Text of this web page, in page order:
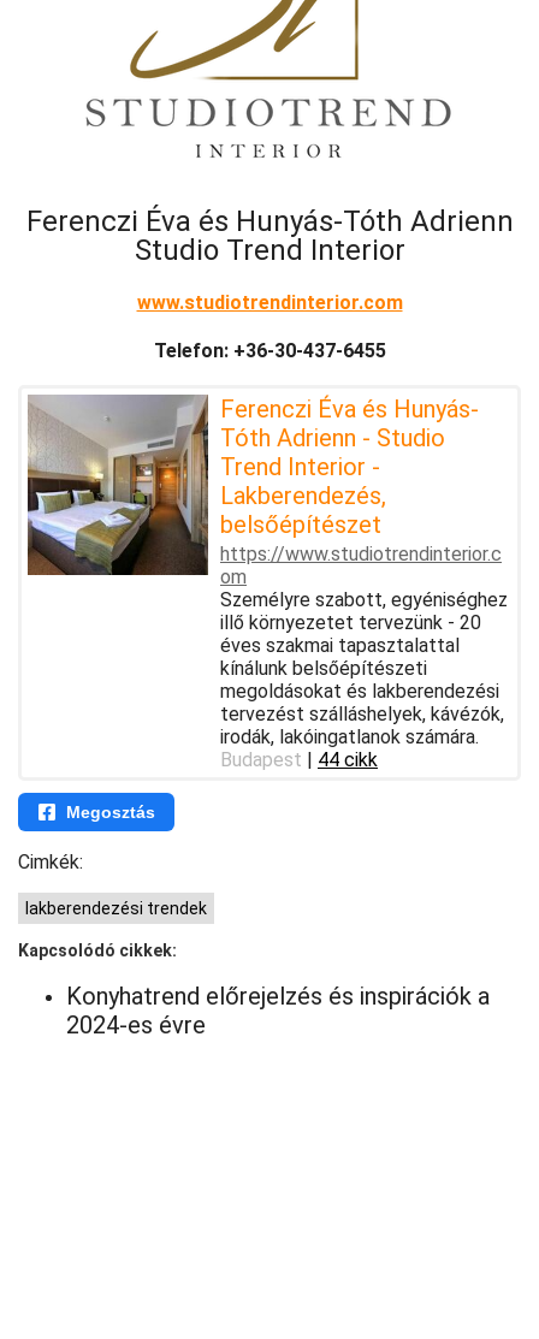
Ferenczi Éva és Hunyás-Tóth Adrienn
Studio Trend Interior
www.studiotrendinterior.com
Telefon: +36-30-437-6455
Ferenczi Éva és Hunyás-
Tóth Adrienn - Studio
Trend Interior -
Lakberendezés,
belsőépítészet
https://www.studiotrendinterior.c
om
Személyre szabott, egyéniséghez
illő környezetet tervezünk - 20
éves szakmai tapasztalattal
kínálunk belsőépítészeti
megoldásokat és lakberendezési
tervezést szálláshelyek, kávézók,
irodák, lakóingatlanok számára.
Budapest | 44 cikk
Megosztás
Cimkék:
lakberendezési trendek
Kapcsolódó cikkek:
Konyhatrend előrejelzés és inspirációk a
2024-es évre